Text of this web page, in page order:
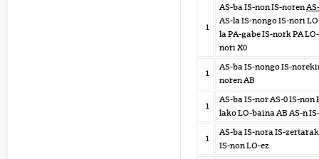
1
AS-ba IS-non IS-noren
AS-la IS-nongo IS-nori
la PA-gabe IS-nork PA
nori X0
1
AS-ba IS-nongo IS-
noren AB
1
AS-ba IS-nor AS-0 IS-non
lako LO-baina AB AS-n
1
AS-ba IS-nora IS-
IS-non LO-ez